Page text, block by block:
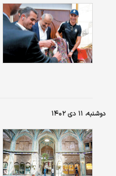
دوشنبه، ۱۱ دی ۱۴۰۲